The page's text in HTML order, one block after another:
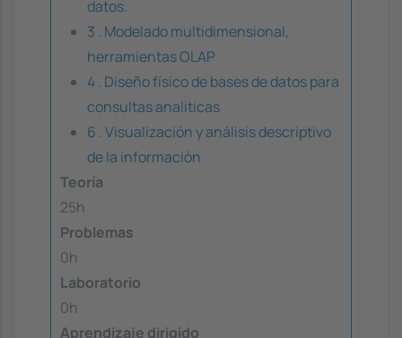
datos.
3 . Modelado multidimensional,
herramientas OLAP
4 . Diseño físico de bases de datos para
consultas analiticas
6 . Visualización y análisis descriptivo
de la información
Teoría
25h
Problemas
0h
Laboratorio
0h
Aprendizaje dirigido